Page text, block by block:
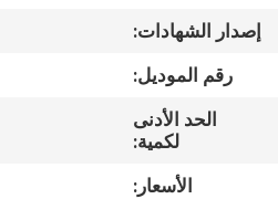
جولة
المصنع
مراقبة
إصدار الشهادات:
رقم الموديل:
الحد الأدنى
لكمية:
الأسعار: